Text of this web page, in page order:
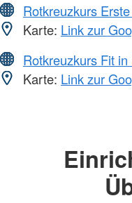
Rotkreuzkurs
Karte: Link zur
Rotkreuzkurs Fit in
Karte: Link zur